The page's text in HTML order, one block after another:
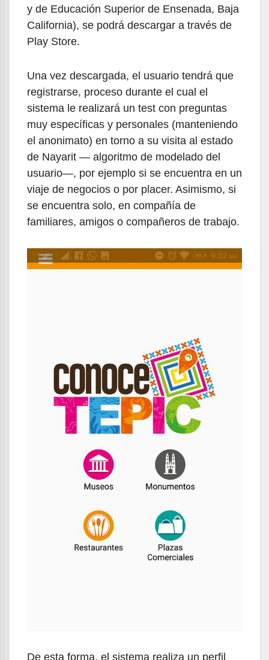
y de Educación Superior de Ensenada, Baja
California), se podrá descargar a través de
Play Store.
Una vez descargada, el usuario tendrá que
registrarse, proceso durante el cual el
sistema le realizará un test con preguntas
muy específicas y personales (manteniendo
el anonimato) en torno a su visita al estado
de Nayarit — algoritmo de modelado del
usuario—, por ejemplo si se encuentra en un
viaje de negocios o por placer. Asimismo, si
se encuentra solo, en compañía de
familiares, amigos o compañeros de trabajo.
De esta forma, el sistema realiza un perfil